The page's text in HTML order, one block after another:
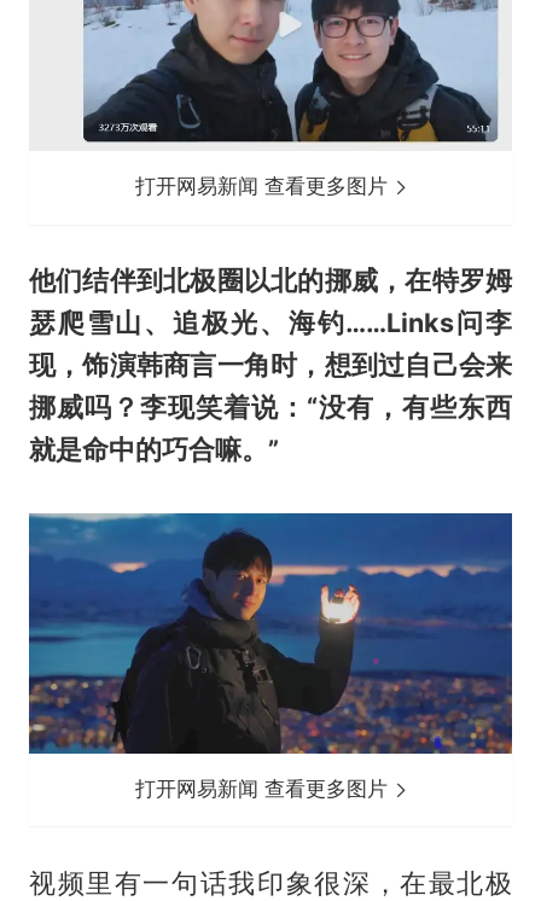
打开网易新闻 查看更多图片
他们结伴到北极圈以北的挪威，在特罗姆
瑟爬雪山、追极光、海钓……Links问李
现，饰演韩商言一角时，想到过自己会来
挪威吗？ 李现笑着说：“没有，有些东西
就是命中的巧合嘛。”
打开网易新闻 查看更多图片
视频里有一句话我印象很深，在最北极